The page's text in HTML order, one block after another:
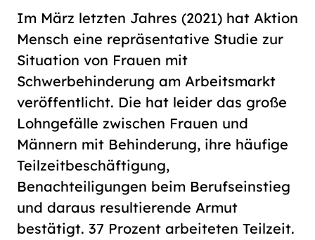
Im März letzten Jahres (2021) hat Aktion
Mensch eine repräsentative Studie zur
Situation von Frauen mit
Schwerbehinderung am Arbeitsmarkt
veröffentlicht. Die hat leider das große
Lohngefälle zwischen Frauen und
Männern mit Behinderung, ihre häufige
Teilzeitbeschäftigung,
Benachteiligungen beim Berufseinstieg
und daraus resultierende Armut
bestätigt. 37 Prozent arbeiteten Teilzeit.